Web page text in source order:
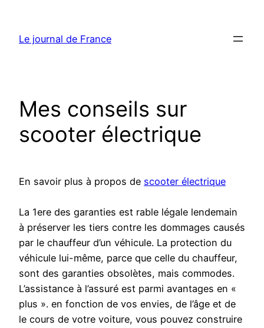
contenu
Le journal de France
Mes conseils sur
scooter électrique
En savoir plus à propos de scooter électrique
La 1ere des garanties est rable légale lendemain
à préserver les tiers contre les dommages causés
par le chauffeur d’un véhicule. La protection du
véhicule lui-même, parce que celle du chauffeur,
sont des garanties obsolètes, mais commodes.
L’assistance à l’assuré est parmi avantages en «
plus ». en fonction de vos envies, de l’âge et de
le cours de votre voiture, vous pouvez construire